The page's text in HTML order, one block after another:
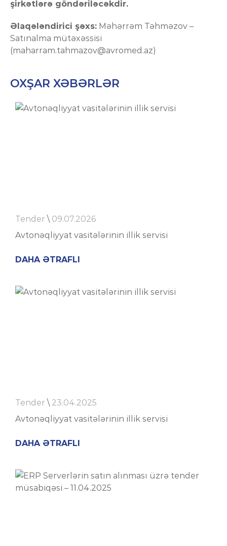
şirkətlərə göndəriləcəkdir.
Əlaqələndirici şəxs: Məhərrəm Təhməzov –
Satınalma mütəxəssisi
(maharram.tahmazov@avromed.az)
OXŞAR XƏBƏRLƏR
Tender\ 09.07.2026
Avtonəqliyyat vasitələrinin illik servisi
DAHA ƏTRAFLI
Tender\ 23.04.2025
Avtonəqliyyat vasitələrinin illik servisi
DAHA ƏTRAFLI